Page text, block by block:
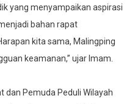
yang menyampaikan aspirasi
bahan rapat
kita sama, Malingping
keamanan,” ujar Imam.
dan Pemuda Peduli Wilayah